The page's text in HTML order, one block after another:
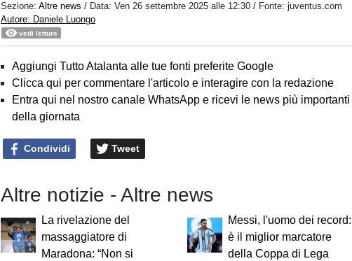
Sezione:Altre news / Data:Ven 26 settembre 2025 alle 12:30 / Fonte: juventus.com
Autore: Daniele Luongo
vedi letture
Aggiungi Tutto Atalanta alle tue fonti preferite Google
Clicca qui per commentare l'articolo e interagire con la redazione
Entra qui nel nostro canale WhatsApp e ricevi le news più importanti
della giornata
Condividi Tweet
Altre notizie - Altre news
La rivelazione del
massaggiatore di
Maradona: “Non si
Messi, l'uomo dei record:
è il miglior marcatore
della Coppa di Lega